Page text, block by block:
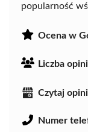
popularność
Ocena w
Liczba
Czytaj
Numer